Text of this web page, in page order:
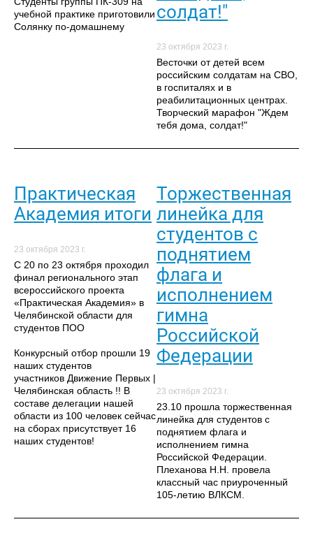
учебной практике приготовили
Солянку по-домашнему
солдат!"
23 октября 2023 г.
Весточки от детей всем
российским солдатам на СВО,
в госпиталях и в
реабилитационных центрах.
Творческий марафон "Ждем
тебя дома, солдат!"
Практическая
Академия итоги
23 октября 2023 г.
С 20 по 23 октября проходил
финал регионального этап
всероссийского проекта
«Практическая Академия» в
Челябинской области для
студентов ПОО
Конкурсный отбор прошли 19
наших студентов
участников Движение Первых |
Челябинская область !! В
составе делегации нашей
области из 100 человек сейчас
на сборах присутствует 16
наших студентов!
Торжественная
линейка для
студентов с
поднятием
флага и
исполнением
гимна
Российской
Федерации
23 октября 2023 г.
23.10 прошла торжественная
линейка для студентов с
поднятием флага и
исполнением гимна
Российской Федерации.
Плеханова Н.Н. провела
классный час приуроченный
105-летию ВЛКСМ.